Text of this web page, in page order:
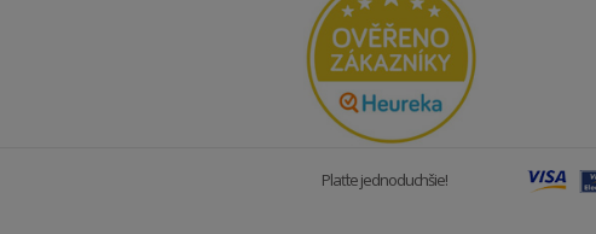
Plaťte jednoduchšie!